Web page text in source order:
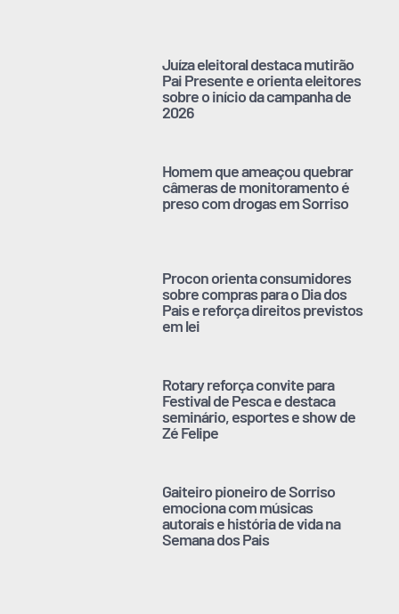
Juíza eleitoral destaca mutirão
Pai Presente e orienta eleitores
sobre o início da campanha de
2026
Homem que ameaçou quebrar
câmeras de monitoramento é
preso com drogas em Sorriso
Procon orienta consumidores
sobre compras para o Dia dos
Pais e reforça direitos previstos
em lei
Rotary reforça convite para
Festival de Pesca e destaca
seminário, esportes e show de
Zé Felipe
Gaiteiro pioneiro de Sorriso
emociona com músicas
autorais e história de vida na
Semana dos Pais